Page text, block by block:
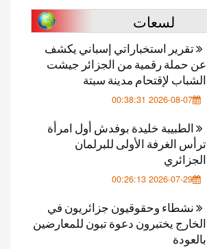
لسعات
تقرير استخباراتي إسباني يكشف
عن حملة رقمية من الجزائر جيشت
الشباب لإقتحام مدينة سبتة
2026-08-07 00:38:31
الطبيبة خليدة بوفدش أول امرأة
ترأس الغرفة الأولى للبرلمان
الجزائري
2026-07-29 00:26:13
نشطاء وحقوقيون جزائريون في
الخارج يختبرون دعوة تبون للمعارضين
بالعودة